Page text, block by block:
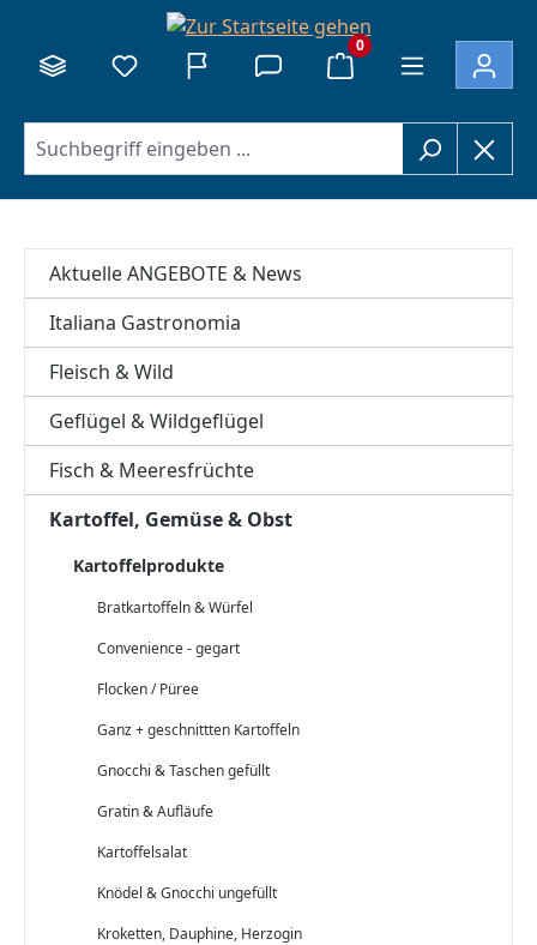
0
Aktuelle ANGEBOTE & News
Italiana Gastronomia
Fleisch & Wild
Geflügel & Wildgeflügel
Fisch & Meeresfrüchte
Kartoffel, Gemüse & Obst
Kartoffelprodukte
Bratkartoffeln & Würfel
Convenience - gegart
Flocken / Püree
Ganz + geschnittten Kartoffeln
Gnocchi & Taschen gefüllt
Gratin & Aufläufe
Kartoffelsalat
Knödel & Gnocchi ungefüllt
Kroketten, Dauphine, Herzogin